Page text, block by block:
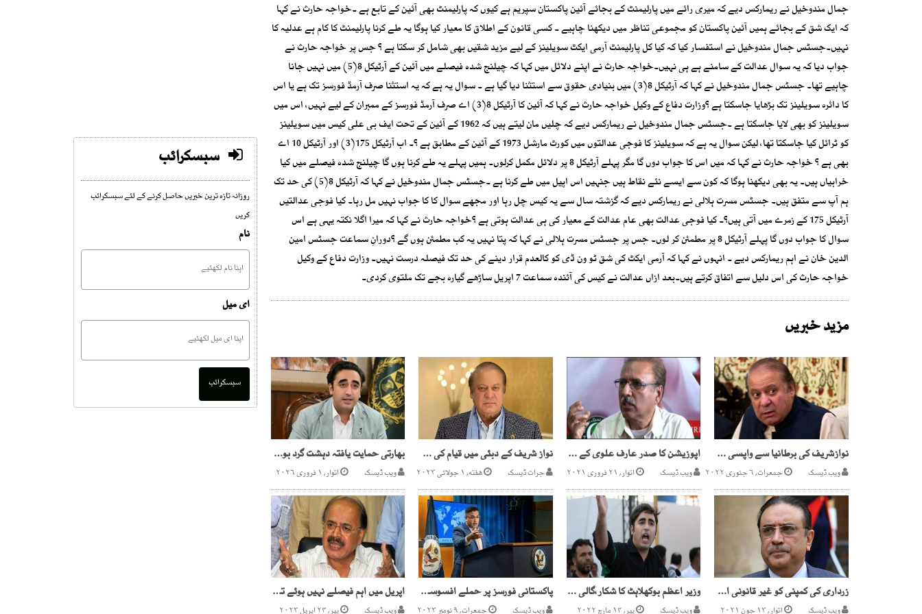
جمال مندوخیل نے ریمارکس دیے کہ میری رائے میں پارلیمنٹ کے بجائے آئین پاکستان سپریم ہے کیوں کہ پارلیمنٹ بھی آئین کے تابع ہے ۔خواجہ حارث نے کہا
کہ ایک شق کے بجائے ہمیں آئین پاکستان کو مجموعی تناظر میں دیکھنا چاہیے ۔ کسی قانون کے اطلاق کا معیار کیا ہوگا یہ طے کرنا پارلیمنٹ کا کام ہے عدلیہ کا
نہیں۔جسٹس جمال مندوخیل نے استفسار کیا کہ کیا کل پارلیمنٹ آرمی ایکٹ سویلینز کے لیے مزید شقیں بھی شامل کر سکتا ہے ؟ جس پر خواجہ حارث نے
جواب دیا کہ یہ سوال عدالت کے سامنے ہے ہی نہیں۔خواجہ حارث نے اپنے دلائل میں کہا کہ چیلنج شدہ فیصلے میں آئین کے آرٹیکل 8(5) میں نہیں جانا
چاہیے تھا۔ جسٹس جمال مندوخیل نے کہا کہ آرٹیکل 8(3) میں بنیادی حقوق سے استثنا دیا گیا ہے ۔ سوال یہ ہے کہ یہ استثنا صرف آرمڈ فورسز تک ہے یا اس
کا دائرہ سویلینز تک بڑھایا جاسکتا ہے ؟وزارت دفاع کے وکیل خواجہ حارث نے کہا کہ آئین کا آرٹیکل 8(3) اے صرف آرمڈ فورسز کے ممبران کے لیے نہیں، اس میں
سویلینز کو بھی لایا جاسکتا ہے ۔جسٹس جمال مندوخیل نے ریمارکس دیے کہ چلیں مان لیتے ہیں کہ 1962 کے آئین کے تحت ایف بی علی کیس میں سویلینز
کو ٹرائل کیا جاسکتا تھا، لیکن سوال یہ ہے کہ سویلینز کا فوجی عدالتوں میں کورٹ مارشل 1973 کے آئین کے مطابق ہے ؟۔ اب آرٹیکل 175(3) اور آرٹیکل 10 اے
بھی ہے ؟ خواجہ حارث نے کہا کہ میں اس کا جواب دوں گا مگر پہلے آرٹیکل 8 پر دلائل مکمل کرلوں۔ ہمیں پہلے یہ طے کرنا ہوں گا چیلنج شدہ فیصلے میں کیا
خرابیاں ہیں۔ یہ بھی دیکھنا ہوگا کہ کون سے ایسے نئے نقاط ہیں جنہیں اس اپیل میں طے کرنا ہے ۔جسٹس جمال مندوخیل نے کہا کہ آرٹیکل 8(5) کی حد تک
ہم آپ سے متفق ہیں۔ جسٹس مسرت ہلالی نے ریمارکس دیے کہ گزشتہ سال سے یہ کیس چل رہا اور مجھے سوال کا کا جواب نہیں مل رہا۔ کیا فوجی عدالتیں
آرٹیکل 175 کے زمرے میں آتی ہیں؟۔ کیا فوجی عدالت بھی عام عدالت کے معیار کی ہی عدالت ہوتی ہے ؟خواجہ حارث نے کہا کہ میرا اگلا نکتہ یہی ہے اس
سوال کا جواب دوں گا پہلے آرٹیکل 8 پر مطمئن کر لوں۔ جس پر جسٹس مسرت ہلالی نے کہا کہ پتا نہیں یہ کب مطمئن ہوں گے ؟دورانِ سماعت جسٹس امین
الدین خان نے اہم ریمارکس دیے ۔ انہوں نے کہا کہ آرمی ایکٹ کی شق ٹو ون ڈی کو کالعدم قرار دینے کی حد تک فیصلہ درست نہیں۔ وزارت دفاع کے وکیل
خواجہ حارث کی اس دلیل سے اتفاق کرتے ہیں۔بعد ازاں عدالت نے کیس کی آئندہ سماعت 7 اپریل ساڑھے گیارہ بجے تک ملتوی کردی۔
مزید خبریں
نوازشریف کی برطانیا سے واپسی کیلئے کوششیں تیز
ویب ڈیسک جمعرات, ۶ جنوری ۲۰۲۲
اپوزیشن کا صدر عارف علوی کے مواخذے کا مطالبہ
ویب ڈیسک اتوار, ۲۱ فروری ۲۰۲۱
نواز شریف کے دبئی میں قیام کی مدت میں اضافے کا امکان
جرات ڈیسک هفته, ۱ جولائی ۲۰۲۳
بھارتی حمایت یافتہ دہشت گرد بوکھلاہٹ کا شکار ہیں، بلاول بھٹو
ویب ڈیسک اتوار, ۱ فروری ۲۰۲۶
زرداری کی کمپنی کو غیر قانونی الاٹمنٹ دینے والے 2 ملزمان پکڑے گئے وزیر اعظم بوکھلاہٹ کا شکار،گالی دینے پراترآئے ہیں، بلاول بھٹو پاکستانی فورسز پر حملے افسوسناک، ہم نے افغانستان میں کوئی سامان نہیں چھوڑا، امریکا اپریل میں اہم فیصلے نہیں ہوئے تو مئی میں بہت سے لوگ جیلوں میں دیکھ رہا ہوں، منظور وسان
سبسکرائب
روزانہ تازہ ترین خبریں حاصل کرنے کے لئے سبسکرائب
کریں
نام
ای میل
سبسکرائب